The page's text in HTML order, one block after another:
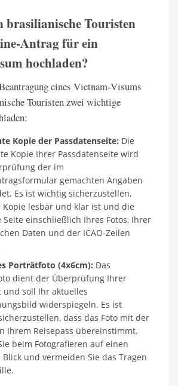
brasilianische Touristen
Antrag für ein
hochladen?
eines Vietnam-Visums
Touristen zwei wichtige
Kopie der Passdatenseite: Die
Kopie Ihrer Passdatenseite wird
der im
gemachten Angaben
Es ist wichtig sicherzustellen,
Kopie lesbar und klar ist und die
Seite einschließlich Ihres Fotos, Ihrer
Daten und der ICAO-Zeilen
Porträtfoto (4x6cm): Das
dient der Überprüfung Ihrer
und soll Ihr aktuelles
widerspiegeln. Es ist
dass das Foto mit der
Ihrem Reisepass übereinstimmt.
beim Fotografieren auf einen
und vermeiden Sie das Tragen